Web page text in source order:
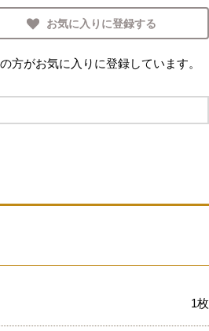
お気に入りに登録する
の方がお気に入りに登録しています。
1枚